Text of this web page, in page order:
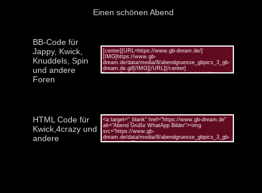
Einen schönen Abend
BB-Code für
Jappy, Kwick,
Knuddels, Spin
und andere
Foren
HTML Code für
Kwick,4crazy und
andere